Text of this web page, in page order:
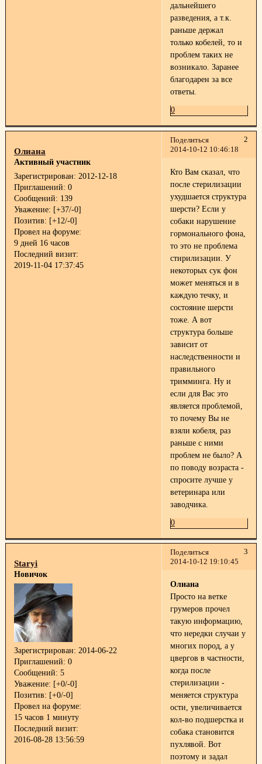
дальнейшего
разведения, а т.к.
раньше держал
только кобелей, то и
проблем таких не
возникало. Заранее
благодарен за все
ответы.
0
Поделиться
2
2014-10-12 10:46:18
Олиана
Активный участник
Зарегистрирован: 2012-12-18
Приглашений: 0
Сообщений: 139
Уважение: [+37/-0]
Позитив: [+12/-0]
Провел на форуме:
9 дней 16 часов
Последний визит:
2019-11-04 17:37:45
Кто Вам сказал, что
после стерилизации
ухудшается структура
шерсти? Если у
собаки нарушение
гормонального фона,
то это не проблема
стирилизации. У
некоторых сук фон
может меняться и в
каждую течку, и
состояние шерсти
тоже. А вот
структура больше
зависит от
наследственности и
правильного
тримминга. Ну и
если для Вас это
является проблемой,
то почему Вы не
взяли кобеля, раз
раньше с ними
проблем не было? А
по поводу возраста -
спросите лучше у
ветеринара или
заводчика.
0
Поделиться
3
2014-10-12 19:10:45
Staryi
Новичок
Зарегистрирован: 2014-06-22
Приглашений: 0
Сообщений: 5
Уважение: [+0/-0]
Позитив: [+0/-0]
Провел на форуме:
15 часов 1 минуту
Последний визит:
2016-08-28 13:56:59
Олиана
Просто на ветке
грумеров прочел
такую информацию,
что нередки случаи у
многих пород, а у
цвергов в частности,
когда после
стерилизации -
меняется структура
ости, увеличивается
кол-во подшерстка и
собака становится
пухлявой. Вот
поэтому и задал